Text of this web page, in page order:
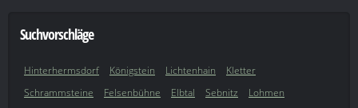
Suchvorschläge
Hinterhermsdorf Königstein Lichtenhain
Kletter
Schrammsteine
Felsenbühne Elbtal Sebnitz
Lohmen